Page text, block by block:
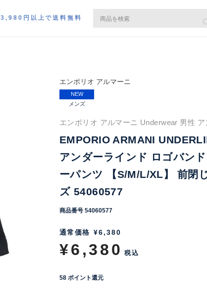
3,980円以上で送料無料
エンポリオ アルマーニ
NEW
メンズ
エンポリオ アルマーニ Underwear 男性
EMPORIO ARMANI
アンダーラインド ロゴバン
ーパンツ 【S/M/L/XL】 前閉
ズ 54060577
商品番号 54060577
通常価格 ¥6,380
¥6,380 税込
58 ポイント還元